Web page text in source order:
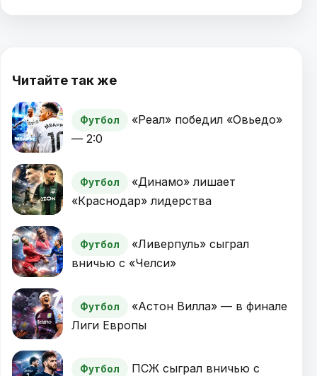
Читайте так же
Футбол
«Реал» победил «Овьедо»
— 2:0
Футбол
«Динамо» лишает
«Краснодар» лидерства
Футбол
«Ливерпуль» сыграл
вничью с «Челси»
Футбол
«Астон Вилла» — в финале
Лиги Европы
Футбол
ПСЖ сыграл вничью с